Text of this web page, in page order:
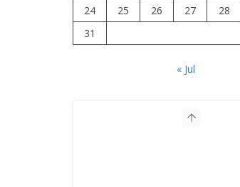
24
25 26 27 28
31
« Jul